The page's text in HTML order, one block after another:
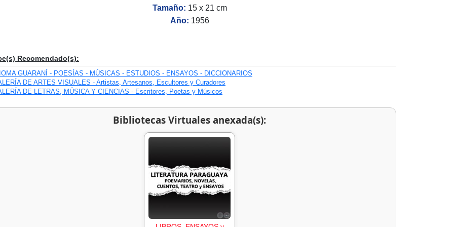
Tamaño: 15 x 21 cm
Año: 1956
Recomendado(s):
GUARANÍ - POESÍAS - MÚSICAS - ESTUDIOS - ENSAYOS - DICCIONARIOS
DE ARTES VISUALES - Artistas, Artesanos, Escultores y Curadores
DE LETRAS, MÚSICA Y CIENCIAS - Escritores, Poetas y Músicos
Bibliotecas Virtuales anexada(s):